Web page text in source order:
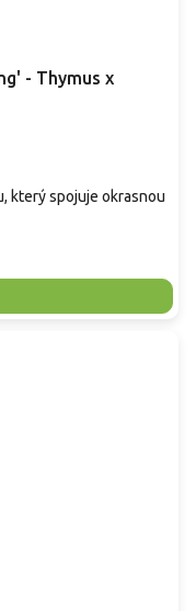
- Thymus x
který spojuje okrasnou